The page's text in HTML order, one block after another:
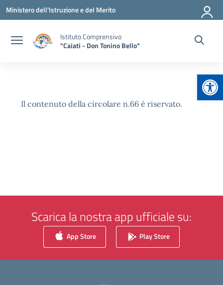
Vai ai contenuti
Vai al menu di navigazione
Vai al footer
Ministero dell'Istruzione e del Merito
Istituto Comprensivo
"Caiati - Don Tonino Bello"
Il contenuto della circolare n.66 è riservato.
Scarica la nostra app ufficiale su:
App Store Play Store